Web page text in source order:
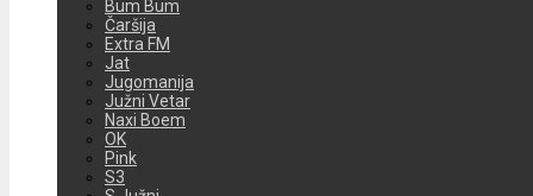
Bum Bum
Čaršija
Extra FM
Jat
Jugomanija
Južni Vetar
Naxi Boem
OK
Pink
S3